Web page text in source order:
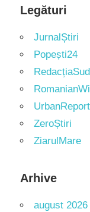
Legături
JurnalȘtiri
Popești24
RedacțiaSud
UrbanReport
ZeroȘtiri
ZiarulMare
Arhive
august 2026